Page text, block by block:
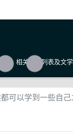
、相关单词列表及文
可以学到一些自